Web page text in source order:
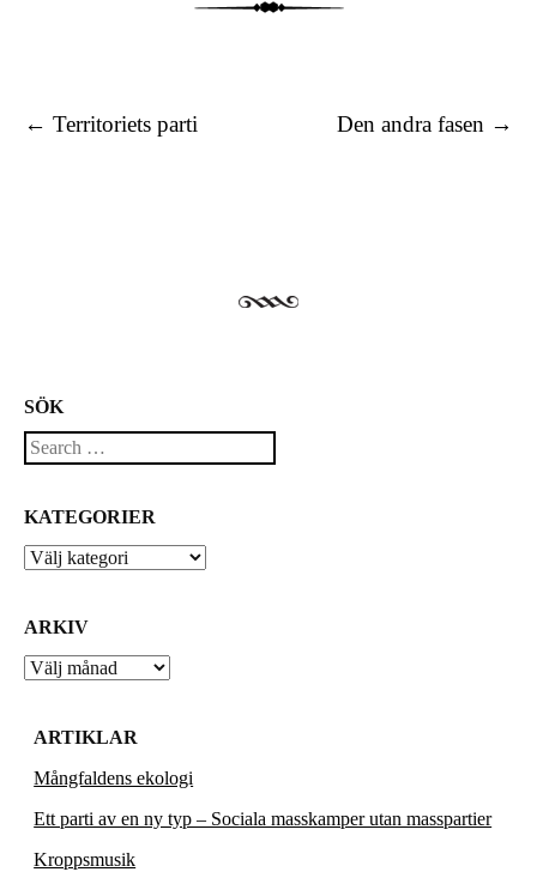
Post navigation
← Territoriets parti Den andra fasen →
SÖK
Search
KATEGORIER
Kategorier
ARKIV
Arkiv
ARTIKLAR
Mångfaldens ekologi
Ett parti av en ny typ – Sociala masskamper utan masspartier
Kroppsmusik